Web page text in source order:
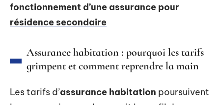
fonctionnement d’une assurance pour
résidence secondaire
Assurance habitation : pourquoi les tarifs
grimpent et comment reprendre la main
Les tarifs d’assurance habitation poursuivent